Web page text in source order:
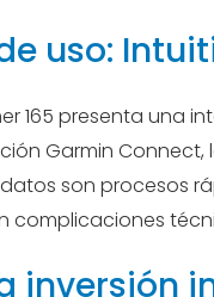
uso:
165 presenta una
Garmin
son procesos
complicaciones
inversión